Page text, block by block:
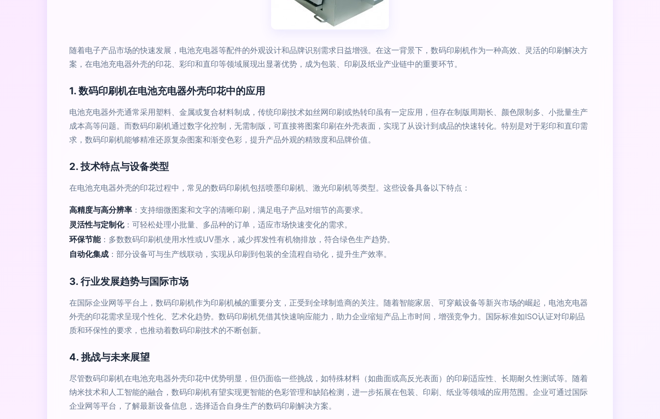
随着电子产品市场的快速发展，电池充电器等配件的外观设计和品牌识别需求日益增强。在这一背景下，数码印刷机作为一种高效、灵活的印刷解决方
案，在电池充电器外壳的印花、彩印和直印等领域展现出显著优势，成为包装、印刷及纸业产业链中的重要环节。
1. 数码印刷机在电池充电器外壳印花中的应用
电池充电器外壳通常采用塑料、金属或复合材料制成，传统印刷技术如丝网印刷或热转印虽有一定应用，但存在制版周期长、颜色限制多、小批量生产
成本高等问题。而数码印刷机通过数字化控制，无需制版，可直接将图案印刷在外壳表面，实现了从设计到成品的快速转化。特别是对于彩印和直印需
求，数码印刷机能够精准还原复杂图案和渐变色彩，提升产品外观的精致度和品牌价值。
2. 技术特点与设备类型
在电池充电器外壳的印花过程中，常见的数码印刷机包括喷墨印刷机、激光印刷机等类型。这些设备具备以下特点：
高精度与高分辨率 ：支持细微图案和文字的清晰印刷，满足电子产品对细节的高要求。
灵活性与定制化：可轻松处理小批量、多品种的订单，适应市场快速变化的需求。
环保节能：多数数码印刷机使用水性或UV墨水，减少挥发性有机物排放，符合绿色生产趋势。
自动化集成 ：部分设备可与生产线联动，实现从印刷到包装的全流程自动化，提升生产效率。
3. 行业发展趋势与国际市场
在国际企业网等平台上，数码印刷机作为印刷机械的重要分支，正受到全球制造商的关注。随着智能家居、可穿戴设备等新兴市场的崛起，电池充电器
外壳的印花需求呈现个性化、艺术化趋势。数码印刷机凭借其快速响应能力，助力企业缩短产品上市时间，增强竞争力。国际标准如ISO认证对印刷品
质和环保性的要求，也推动着数码印刷技术的不断创新。
4. 挑战与未来展望
尽管数码印刷机在电池充电器外壳印花中优势明显，但仍面临一些挑战，如特殊材料（如曲面或高反光表面）的印刷适应性、长期耐久性测试等。随着
纳米技术和人工智能的融合，数码印刷机有望实现更智能的色彩管理和缺陷检测，进一步拓展在包装、印刷、纸业等领域的应用范围。企业可通过国际
企业网等平台，了解最新设备信息，选择适合自身生产的数码印刷解决方案。